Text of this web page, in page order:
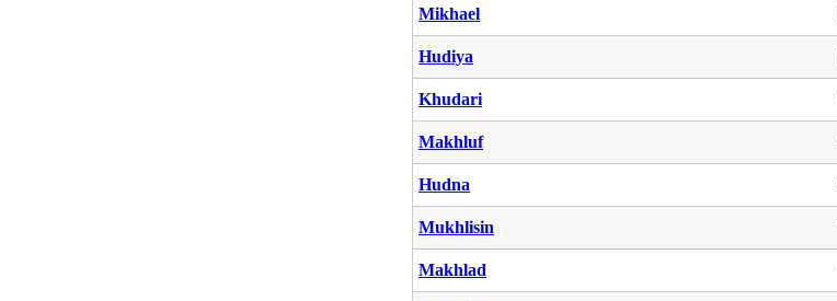
Mikhael
Hudiya
Khudari
Makhluf
Hudna
Mukhlisin
Makhlad